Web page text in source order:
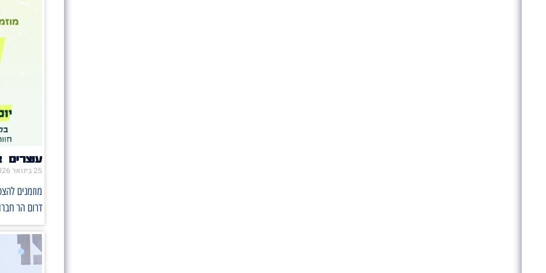
25 בינואר 2026
דרום הר חברון